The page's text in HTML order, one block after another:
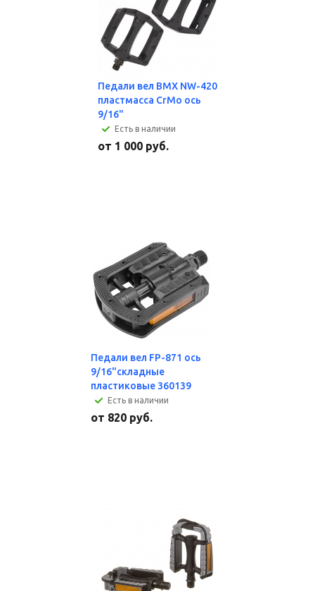
Педали вел BMX NW-420
пластмасса CrMo ось
9/16"
Есть в наличии
от 1 000 руб.
Педали вел FP-871 ось
9/16"складные
пластиковые 360139
Есть в наличии
от 820 руб.